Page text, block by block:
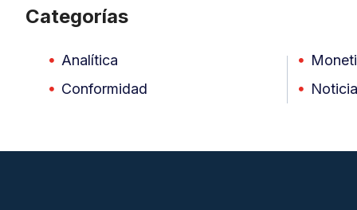
Categorías
Analítica
Conformidad